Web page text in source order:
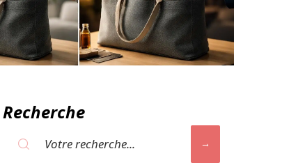
Recherche